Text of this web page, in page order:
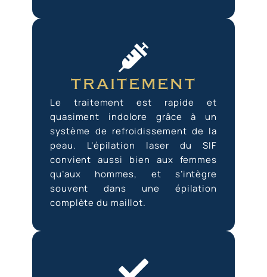
traitement
Le traitement est rapide et
quasiment indolore grâce à un
système de refroidissement de la
peau. L’épilation laser du SIF
convient aussi bien aux femmes
qu’aux hommes, et s’intègre
souvent dans une épilation
complète du maillot.